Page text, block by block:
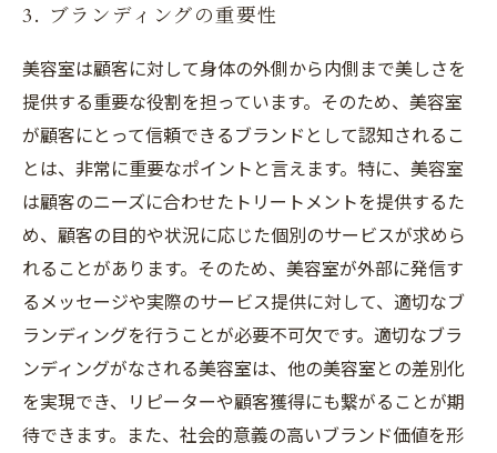
3. ブランディングの重要性
美容室は顧客に対して身体の外側から内側まで美しさを
提供する重要な役割を担っています。そのため、美容室
が顧客にとって信頼できるブランドとして認知されるこ
とは、非常に重要なポイントと言えます。特に、美容室
は顧客のニーズに合わせたトリートメントを提供するた
め、顧客の目的や状況に応じた個別のサービスが求めら
れることがあります。そのため、美容室が外部に発信す
るメッセージや実際のサービス提供に対して、適切なブ
ランディングを行うことが必要不可欠です。適切なブラ
ンディングがなされる美容室は、他の美容室との差別化
を実現でき、リピーターや顧客獲得にも繋がることが期
待できます。また、社会的意義の高いブランド価値を形